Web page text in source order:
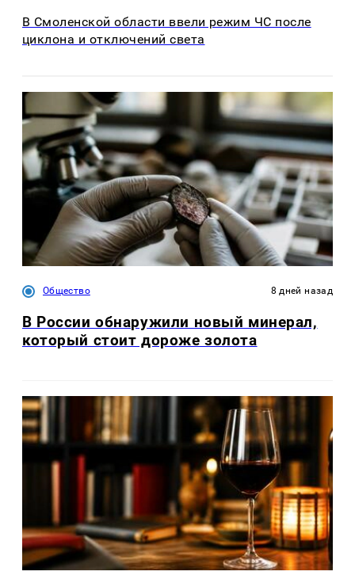
В Смоленской области ввели режим ЧС после
циклона и отключений света
Общество 8 дней назад
В России обнаружили новый минерал,
который стоит дороже золота